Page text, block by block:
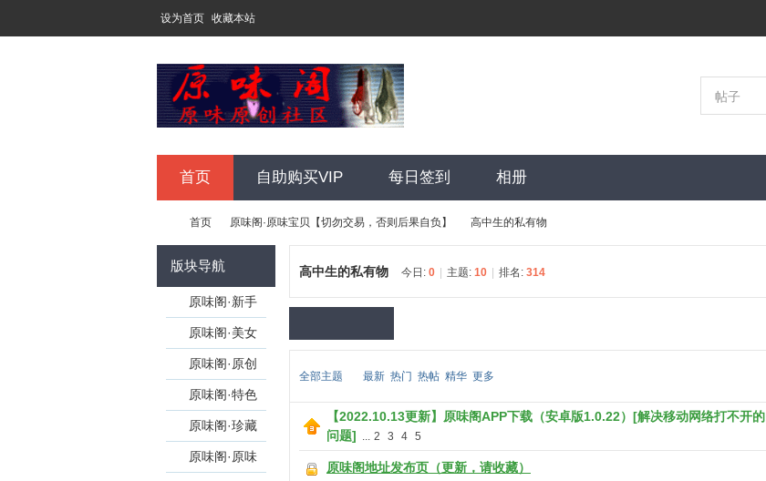
设为首页 收藏本站
帖子
首页 自助购买VIP 每日签到 相册
首页
›
原味阁·原味宝贝【切勿交易，否则后果自负】
›
高中生的私有物
版块导航
原味阁·新手
培训
原味阁·美女
个人特区【开
版请联系
QQ:1572235
898】
原味阁·原创
发图【注册会
员可浏览发
帖】
原味阁·特色
专区【入味会
员和VIP会员
原味阁·珍藏
版【仅对VIP
原味阁·原味
高中生的私有物 今日: 0 主题: 10 排名: 314
全部主题 最新 热门 热帖 精华 更多
【2022.10.13更新】原味阁APP下载（安卓版1.0.22）[解决移动网络打不开的
问题] ... 2 3 4 5
原味阁地址发布页（更新，请收藏）